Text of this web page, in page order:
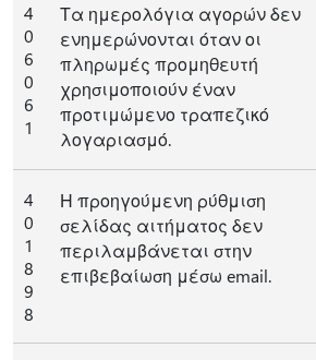
4
0
6
0
6
1
Τα ημερολόγια αγορών δεν
ενημερώνονται όταν οι
πληρωμές προμηθευτή
χρησιμοποιούν έναν
προτιμώμενο τραπεζικό
λογαριασμό.
4
0
1
8
9
8
Η προηγούμενη ρύθμιση
σελίδας αιτήματος δεν
περιλαμβάνεται στην
επιβεβαίωση μέσω email.